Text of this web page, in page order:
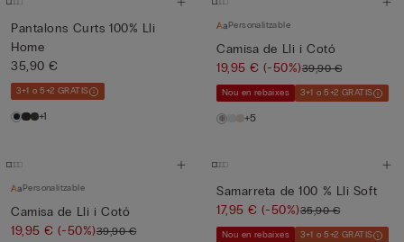
Pantalons Curts 100% Lli
Home
35,90 €
3+1 o 5+2 GRATIS
+1
Personalitzable
Camisa de Lli i Cotó
19,95 €(-50%)39,90 €
Nou en rebaixes 3+1 o 5+2 GRATIS
+5
Personalitzable
Camisa de Lli i Cotó
19,95 €(-50%)39,90 €
Samarreta de 100 % Lli Soft
17,95 €(-50%)35,90 €
Nou en rebaixes 3+1 o 5+2 GRATIS